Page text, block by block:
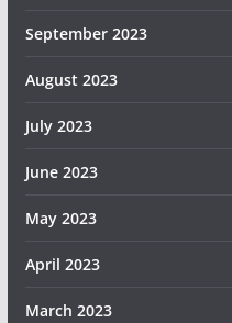
September 2023
August 2023
July 2023
June 2023
May 2023
April 2023
March 2023